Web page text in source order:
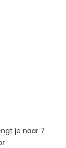
je naar 7